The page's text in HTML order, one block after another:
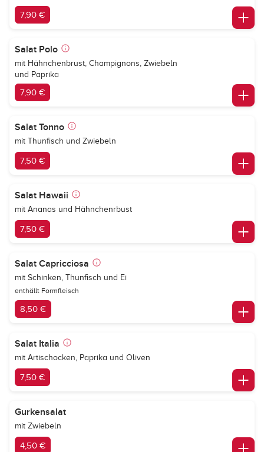
7,90 €
Salat Polo
mit Hähnchenbrust, Champignons, Zwiebeln
und Paprika
7,90 €
Salat Tonno
mit Thunfisch und Zwiebeln
7,50 €
Salat Hawaii
mit Ananas und Hähnchenrbust
7,50 €
Salat Capricciosa
mit Schinken, Thunfisch und Ei
enthällt Formfleisch
8,50 €
Salat Italia
mit Artischocken, Paprika und Oliven
7,50 €
Gurkensalat
mit Zwiebeln
4,50 €